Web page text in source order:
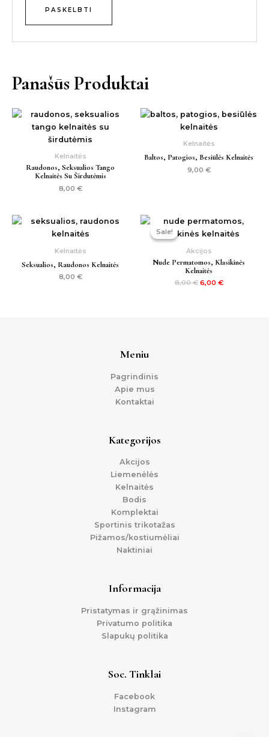
Panašūs Produktai
Kelnaitės
Raudonos, Seksualios Tango
Kelnaitės Su Širdutėmis
8,00 €
Kelnaitės
Baltos, Patogios, Besiūlės Kelnaitės
9,00 €
Kelnaitės
Seksualios, Raudonos Kelnaitės
8,00 €
Sale!
Sale!
Akcijos
Nude Permatomos, Klasikinės
Kelnaitės
8,00€
Original
was:
6,00 €
Current
is:
Meniu
Pagrindinis
Apie mus
Kontaktai
Kategorijos
Akcijos
Liemenėlės
Kelnaitės
Bodis
Komplektai
Sportinis trikotažas
Pižamos/kostiumėliai
Naktiniai
Informacija
Pristatymas ir grąžinimas
Privatumo politika
Slapukų politika
Soc. Tinklai
Facebook
Instagram